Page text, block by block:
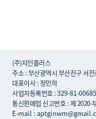
(주)지인플러스
주소 : 부산광역시 부산진구 서
대표이사 : 정민하
사업자등록번호 :329-81-00685
통신판매업 신고번호 : 제 2020-
E-mail :